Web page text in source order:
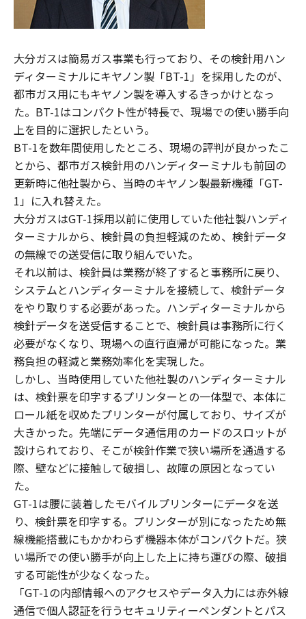
大分ガスは簡易ガス事業も行っており、その検針用ハン
ディターミナルにキヤノン製「BT-1」を採用したのが、
都市ガス用にもキヤノン製を導入するきっかけとなっ
た。BT-1はコンパクト性が特長で、現場での使い勝手向
上を目的に選択したという。
BT-1を数年間使用したところ、現場の評判が良かったこ
とから、都市ガス検針用のハンディターミナルも前回の
更新時に他社製から、当時のキヤノン製最新機種「GT-
1」に入れ替えた。
大分ガスはGT-1採用以前に使用していた他社製ハンディ
ターミナルから、検針員の負担軽減のため、検針データ
の無線での送受信に取り組んでいた。
それ以前は、検針員は業務が終了すると事務所に戻り、
システムとハンディターミナルを接続して、検針データ
をやり取りする必要があった。ハンディターミナルから
検針データを送受信することで、検針員は事務所に行く
必要がなくなり、現場への直行直帰が可能になった。業
務負担の軽減と業務効率化を実現した。
しかし、当時使用していた他社製のハンディターミナル
は、検針票を印字するプリンターとの一体型で、本体に
ロール紙を収めたプリンターが付属しており、サイズが
大きかった。先端にデータ通信用のカードのスロットが
設けられており、そこが検針作業で狭い場所を通過する
際、壁などに接触して破損し、故障の原因となってい
た。
GT-1は腰に装着したモバイルプリンターにデータを送
り、検針票を印字する。プリンターが別になったため無
線機能搭載にもかかわらず機器本体がコンパクトだ。狭
い場所での使い勝手が向上した上に持ち運びの際、破損
する可能性が少なくなった。
「GT-1の内部情報へのアクセスやデータ入力には赤外線
通信で個人認証を行うセキュリティーペンダントとパス